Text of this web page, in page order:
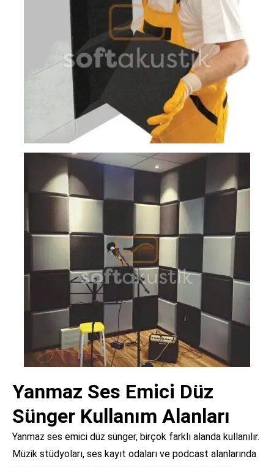
Yanmaz Ses Emici Düz
Sünger Kullanım Alanları
Yanmaz ses emici düz sünger, birçok farklı alanda kullanılır.
Müzik stüdyoları, ses kayıt odaları ve podcast alanlarında